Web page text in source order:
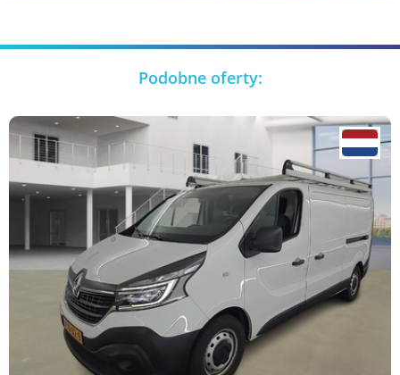
Podobne oferty: